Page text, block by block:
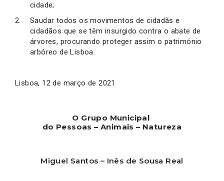
cidade;
Saudar todos os movimentos de cidadãs e
cidadãos que se têm insurgido contra o abate de
árvores, procurando proteger assim o património
arbóreo de Lisboa.
Lisboa, 12 de março de 2021
O Grupo Municipal
do Pessoas – Animais – Natureza
Miguel Santos – Inês de Sousa Real